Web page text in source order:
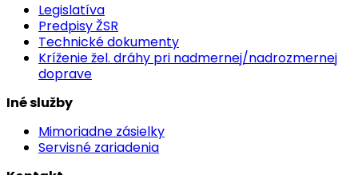
Legislatíva
Predpisy ŽSR
Technické dokumenty
Kríženie žel. dráhy pri nadmernej/nadrozmernej
doprave
Iné služby
Mimoriadne zásielky
Servisné zariadenia